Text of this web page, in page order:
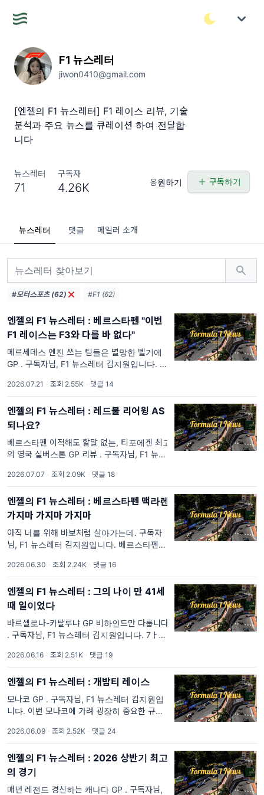
F1 뉴스레터
jiwon0410@gmail.com
[엔젤의 F1 뉴스레터] F1 레이스 리뷰, 기술
분석과 주요 뉴스를 큐레이션 하여 전달합
니다
뉴스레터
71
구독자
4.26K 응원하기 구독하기
뉴스레터 댓글 메일러 소개
#모터스포츠 (62) #F1 (62)
엔젤의 F1 뉴스레터 : 베르스타펜 "이번
F1 레이스는 F3와 다를 바 없다"
메르세데스 엔진 쓰는 팀들은 멸망한 벨기에
GP . 구독자님, F1 뉴스레터 김지원입니다. 이
고 있습니다. 비 피해 없으시길 바라겠습니다!
2026.07.21 · 조회 2.55K · 댓글 14
엔젤의 F1 뉴스레터 : 레드불 리어윙 AS
되나요?
베르스타펜 이적해도 할말 없는, 티포에겐 최고
의 영국 실버스톤 GP 리뷰 . 구독자님, F1 뉴스
버스톤은 매년 이변이 속출하던 곳이었죠. 이번
에도 마지막 13랩 정도를 남겨둘 때까지는 러
셀과 노리스, 베르스
2026.07.07 · 조회 2.09K · 댓글 18
엔젤의 F1 뉴스레터 : 베르스타펜 맥라렌
가지마 가지마 가지마
아직 너를 위해 바보처럼 살아가는데. 구독자
님, F1 뉴스레터 김지원입니다. 베르스타펜이
랑프리 주간 목요일, 영국 매체 메일온라인이
"베르스타펜의 매니지먼트 팀이 맥라
2026.06.30 · 조회 2.24K · 댓글 16
엔젤의 F1 뉴스레터 : 그의 나이 만 41세
때 일이었다
바르셀로나-카탈루냐 GP 비하인드만 다룹니다
. 구독자님, F1 뉴스레터 김지원입니다. 7ㅏ슬
식으로 시작합니다! 7ㅏ슬리 return of
podium 판결 요지! 알핀 팀이 제
2026.06.16 · 조회 2.51K · 댓글 19
엔젤의 F1 뉴스레터 : 개밤티 레이스
모나코 GP . 구독자님, F1 뉴스레터 김지원입
니다. 이번 모나코에 가려 굉장히 중요한 규정
스페인 그랑프리 (이번주)에 2027년 엔진과 연
료
2026.06.09 · 조회 2.52K · 댓글 24
엔젤의 F1 뉴스레터 : 2026 상반기 최고
의 경기
매년 레전드 경신하는 캐나다 GP . 구독자님,